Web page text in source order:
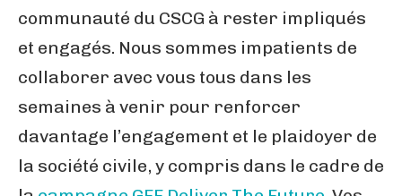
communauté du CSCG à rester impliqués
et engagés. Nous sommes impatients de
collaborer avec vous tous dans les
semaines à venir pour renforcer
davantage l’engagement et le plaidoyer de
la société civile, y compris dans le cadre de